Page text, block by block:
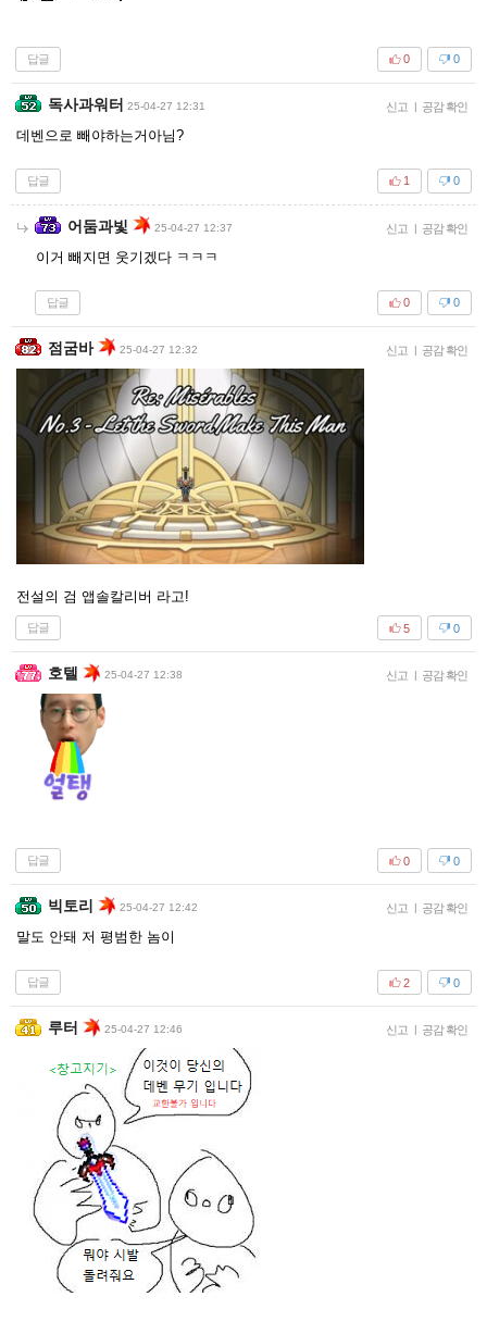
답글 0
0
독사과워터 25-04-27 12:31 신고 | 공감 확인
데벤으로 빼야하는거아님?
답글 0
1
어둠과빛 25-04-27 12:37 신고 | 공감 확인
이거 빼지면 웃기겠다 ㅋㅋㅋ
답글 0
0
점굼바 25-04-27 12:32 신고 | 공감 확인
전설의 검 앱솔칼리버 라고!
답글 0
5
호텔 25-04-27 12:38 신고 | 공감 확인
답글 0
0
빅토리 25-04-27 12:42 신고 | 공감 확인
말도 안돼 저 평범한 놈이
답글 0
2
루터 25-04-27 12:46 신고 | 공감 확인